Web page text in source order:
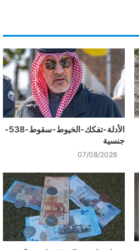
الأدلة-تفكك-الخيوط-سقوط-538-
جنسية
07/08/2026